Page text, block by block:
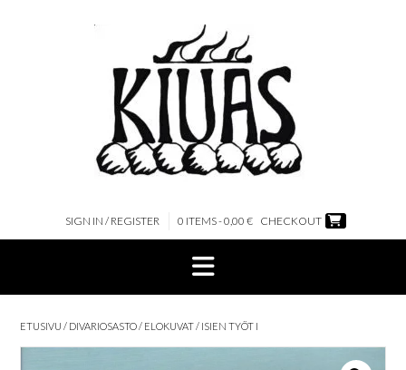
SIGN IN / REGISTER 0 ITEMS - 0,00 € CHECKOUT
ETUSIVU / DIVARIOSASTO/ ELOKUVAT/ ISIEN TYÖT I